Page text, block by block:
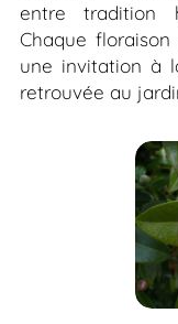
entre tradition
Chaque
une invitation à
retrouvée au